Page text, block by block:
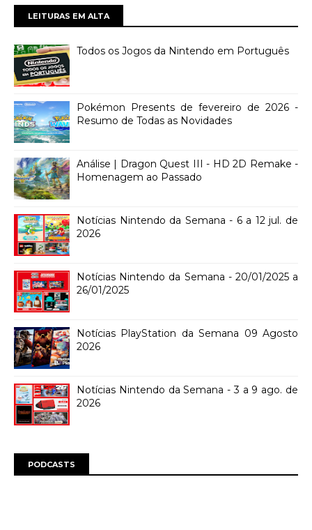
LEITURAS EM ALTA
Todos os Jogos da Nintendo em Português
Pokémon Presents de fevereiro de 2026 -
Resumo de Todas as Novidades
Análise | Dragon Quest III - HD 2D Remake -
Homenagem ao Passado
Notícias Nintendo da Semana - 6 a 12 jul. de
2026
Notícias Nintendo da Semana - 20/01/2025 a
26/01/2025
Notícias PlayStation da Semana 09 Agosto
2026
Notícias Nintendo da Semana - 3 a 9 ago. de
2026
PODCASTS